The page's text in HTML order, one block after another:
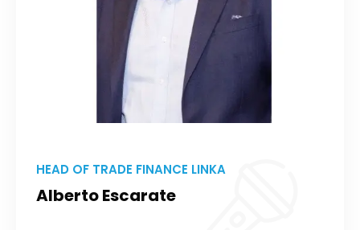
HEAD OF TRADE FINANCE LINKA
Alberto Escarate